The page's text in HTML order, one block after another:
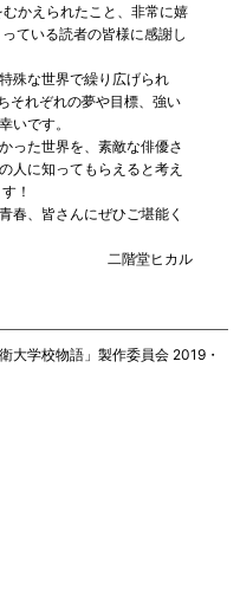
かえられたこと、非常に嬉
ている読者の皆様に感謝し
殊な世界で繰り広げられ
それぞれの夢や目標、強い
いです。
った世界を、素敵な俳優さ
人に知ってもらえると考え
！
春、皆さんにぜひご堪能く
二階堂ヒカル
大学校物語」製作委員会 2019・